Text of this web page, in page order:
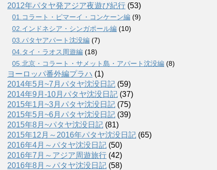
2012年パタヤ発アジア夜遊び紀行 (53)
01.コラート・ピマーイ・コンケーン編 (9)
02.インドネシア・シンガポール編 (10)
03.パタヤアパート沈没編 (7)
04.タイ・ラオス周遊編 (18)
05.北京・コラート・サメット島・アパート沈没編 (8)
ヨーロッパ番外編プラハ (1)
2014年5月~7月パタヤ沈没日記 (59)
2014年9月-10月パタヤ沈没日記 (37)
2015年1月~3月パタヤ沈没日記 (75)
2015年5月~6月パタヤ沈没日記 (39)
2015年8月~パタヤ沈没日記 (81)
2015年12月～2016年パタヤ沈没日記 (65)
2016年4月～パタヤ沈没日記 (50)
2016年7月～アジア周遊旅行 (42)
2016年8月～パタヤ沈没日記 (58)